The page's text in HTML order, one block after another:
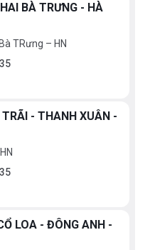
BÀ TRƯNG - HÀ
TRưng – HN
TRÃI - THANH XUÂN -
LOA - ĐÔNG ANH -